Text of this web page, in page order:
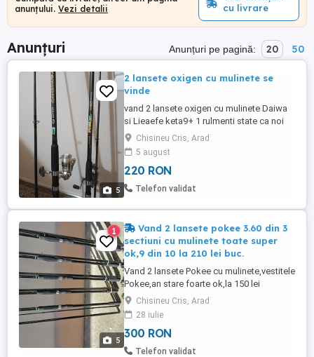
anunțului. Vezi detalii
cu livrare
Anunțuri Anunțuri pe pagină: 20 50
5
2 lansete oxigen cu mulinete se
vinde
vand 2 lansete oxigen cu mulinete Daiwa
si Lieaefe keta9+ 1 rulmenti state ca noi
220 ambele
Chisineu Cris, Arad
5 august
220 RON
Telefon validat
5
1
Vand 2 lansete pokee 3.60 din 3
sectiuni cu mulinete toate super
ok,9 din 10 la 210 lei buc.
Vand 2 lansete Pokee cu mulinete,vestitele
Pokee,an stare foarte ok,la 150 lei
bucata,sau 3 lanseta hakuyo cu
mulinete,sau 1 bucata spin oxigen cu
mulineta tokushima ,toate ca noi
Chisineu Cris, Arad
28 iulie
300 RON
Telefon validat